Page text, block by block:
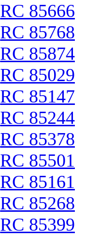
RC 85666
RC 85768
RC 85874
RC 85029
RC 85147
RC 85244
RC 85378
RC 85501
RC 85161
RC 85268
RC 85399